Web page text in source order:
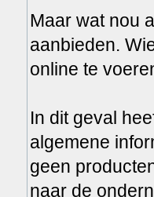
Maar wat nou
aanbieden.
online te
In dit geval
algemene
geen
naar de